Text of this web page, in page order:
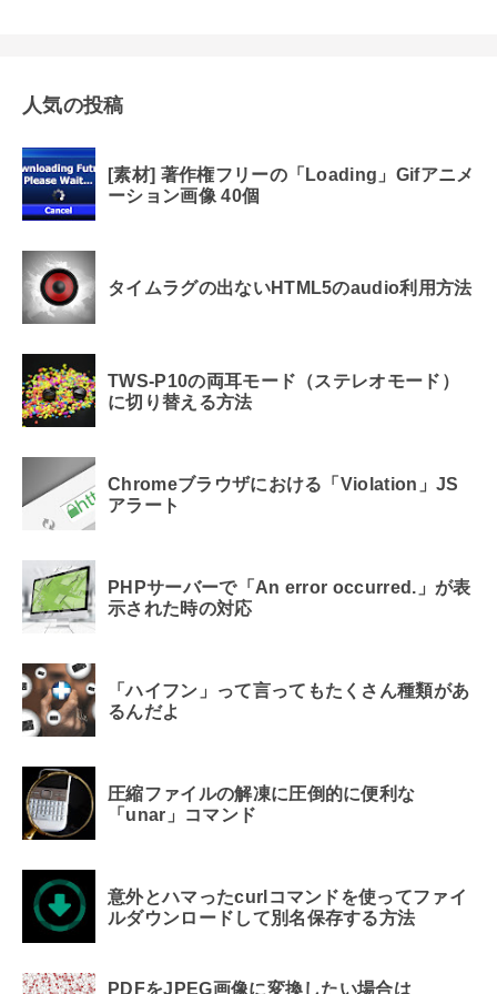
人気の投稿
[素材] 著作権フリーの「Loading」Gifアニメ
ーション画像 40個
タイムラグの出ないHTML5のaudio利用方法
TWS-P10の両耳モード（ステレオモード）
に切り替える方法
Chromeブラウザにおける「Violation」JS
アラート
PHPサーバーで「An error occurred.」が表
示された時の対応
「ハイフン」って言ってもたくさん種類があ
るんだよ
圧縮ファイルの解凍に圧倒的に便利な
「unar」コマンド
意外とハマったcurlコマンドを使ってファイ
ルダウンロードして別名保存する方法
PDFをJPEG画像に変換したい場合は